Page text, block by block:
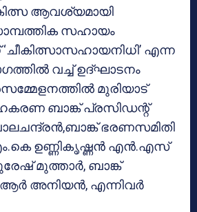
ആവശ്യമായി
സഹായം
എന്ന
വച്ച് ഉദ്ഘാടനം
മുരിയാട്
ബാങ്ക് പ്രസിഡന്റ്
ഭരണസമിതി
ഉണ്ണികൃഷ്ണന്‍ എന്‍.എസ്
മുത്താര്‍, ബാങ്ക്
അനിയന്‍, എന്നിവര്‍